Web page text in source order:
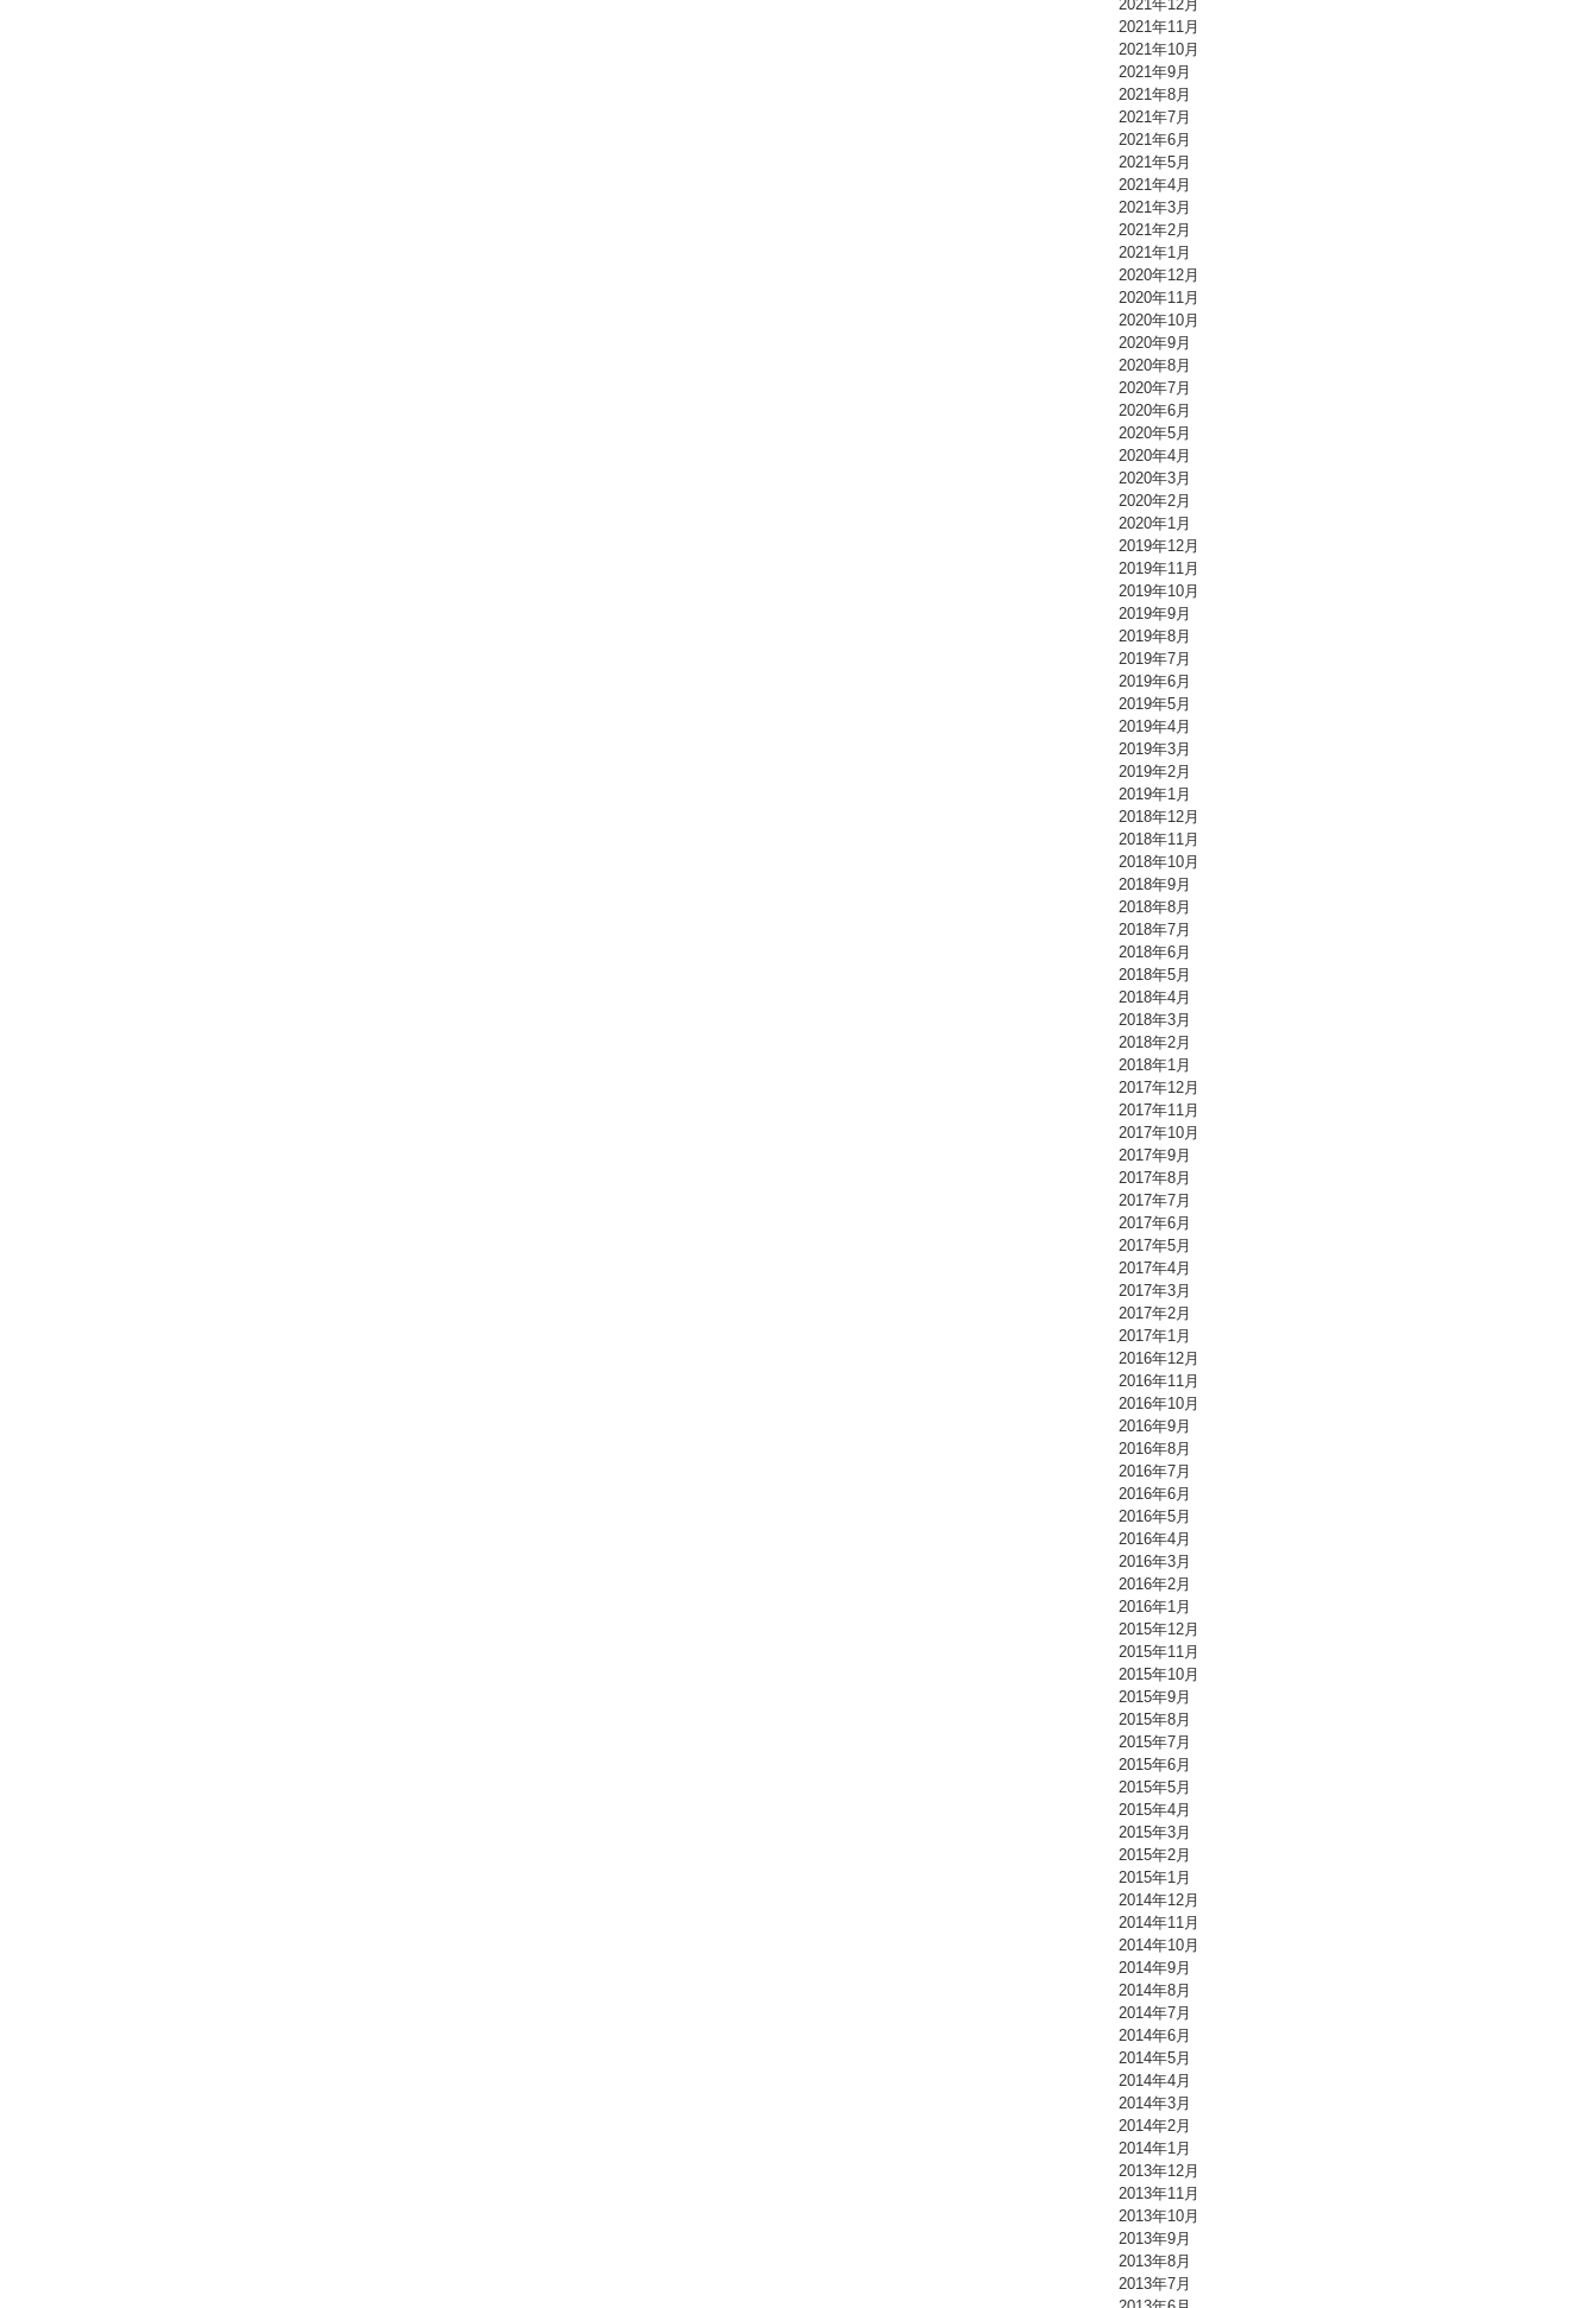
2021年12月
2021年11月
2021年10月
2021年9月
2021年8月
2021年7月
2021年6月
2021年5月
2021年4月
2021年3月
2021年2月
2021年1月
2020年12月
2020年11月
2020年10月
2020年9月
2020年8月
2020年7月
2020年6月
2020年5月
2020年4月
2020年3月
2020年2月
2020年1月
2019年12月
2019年11月
2019年10月
2019年9月
2019年8月
2019年7月
2019年6月
2019年5月
2019年4月
2019年3月
2019年2月
2019年1月
2018年12月
2018年11月
2018年10月
2018年9月
2018年8月
2018年7月
2018年6月
2018年5月
2018年4月
2018年3月
2018年2月
2018年1月
2017年12月
2017年11月
2017年10月
2017年9月
2017年8月
2017年7月
2017年6月
2017年5月
2017年4月
2017年3月
2017年2月
2017年1月
2016年12月
2016年11月
2016年10月
2016年9月
2016年8月
2016年7月
2016年6月
2016年5月
2016年4月
2016年3月
2016年2月
2016年1月
2015年12月
2015年11月
2015年10月
2015年9月
2015年8月
2015年7月
2015年6月
2015年5月
2015年4月
2015年3月
2015年2月
2015年1月
2014年12月
2014年11月
2014年10月
2014年9月
2014年8月
2014年7月
2014年6月
2014年5月
2014年4月
2014年3月
2014年2月
2014年1月
2013年12月
2013年11月
2013年10月
2013年9月
2013年8月
2013年7月